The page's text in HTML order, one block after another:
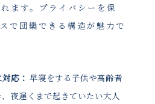
ます。プライバシーを保
で団欒できる構造が魅力で
応： 早寝をする子供や高齢者
夜遅くまで起きていたい大人